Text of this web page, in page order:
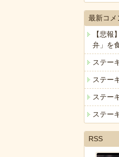
最新コメ
【悲報
弁」を
ステー
ステー
ステー
ステー
RSS